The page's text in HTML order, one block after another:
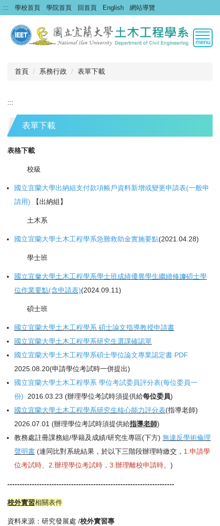
跳
到
要
::: 學校首頁 學院首頁 回首頁 English 網站導覽
首頁 系務行政 表單下載
:::
表單下載
表格下載
校級
國立宜蘭大學出納組支付款項帳戶資料新增或變更申請表(一般申
請用) 【出納組】
土木系
國立宜蘭大學土木工程學系急難救助金實施要點(2021.04.28)
學士班
國立宜蘭大學土木工程學系學士班成績優異學生繼續修讀碩士學
位作業要點(含申請表)(2024.09.11)
碩士班
國立宜蘭大學土木工程學系 碩士論文指導教授申請書
國立宜蘭大學土木工程學系研究生選課確認單
國立宜蘭大學土木工程學系碩士學位論文專業認定書 PDF
2025.08.20(申請學位考試時一併提出)
國立宜蘭大學土木工程學系 學位考試委員評分表(每位委員一
份)
2016.03.23 (辦理學位考試時須提供給每位委員)
國立宜蘭大學土木工程學系研究生核心能力評分表(指導老師)
2026.07.01 (辦理學位考試時須提供給指導老師)
教務處註冊課務組/學籍及成績/研究生專區(下方) 無違反學術倫理
聲明書 (連同比對系統結果，於以下三階段辦理時繳交， 1.申請學
位考試時、2.辦理學位考試時，3.辦理離校申請時。 )
--------------------------------------------------------------------
校外實習相關表件
資料來源：研究發展處 /校外實習專